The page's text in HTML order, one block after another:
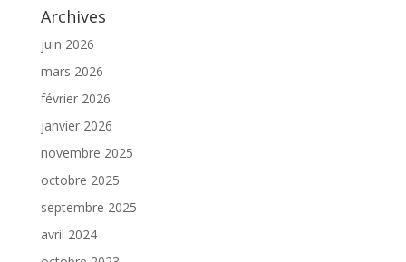
Archives
juin 2026
mars 2026
février 2026
janvier 2026
novembre 2025
octobre 2025
septembre 2025
avril 2024